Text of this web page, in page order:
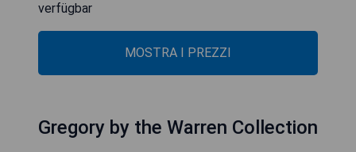
verfügbar
MOSTRA I PREZZI
Gregory by the Warren Collection